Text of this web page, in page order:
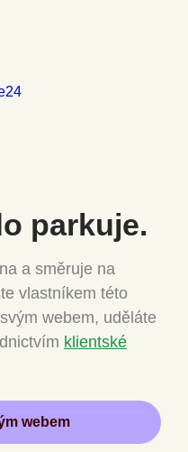
parkuje.
a směruje na
vlastníkem této
webem, uděláte
klientské
webem